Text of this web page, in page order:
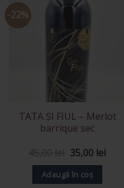
-22%
TATA ȘI FIUL – Merlot
barrique sec
45,00 lei Prețul
inițial
a
fost:
35,00 lei
Adaugă în coș